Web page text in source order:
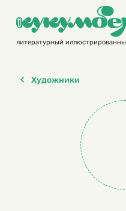
contentлитературный
Художники